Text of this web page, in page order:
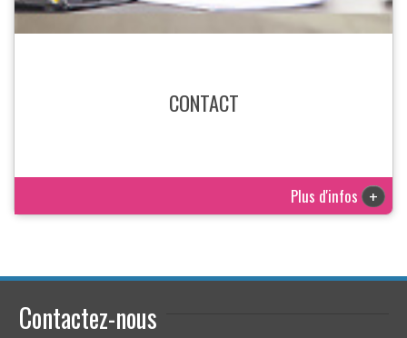
CONTACT
Plus d'infos +
Contactez-nous